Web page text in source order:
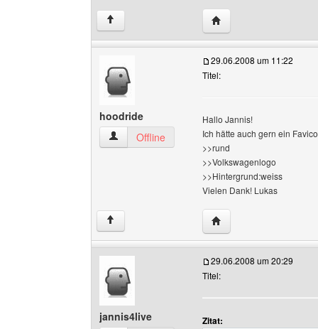
↑ Website dieses
hoodride
hoodride Benutzer-Profile anzeigen
Offline
29.06.2008 um 11:22
Titel:
Hallo Jannis!
Ich hätte auch gern ein
>>rund
>>Volkswagenlogo
>>Hintergrund:weiss
Vielen Dank! Lukas
↑ Website dieses
jannis4live
29.06.2008 um 20:29
Titel:
Zitat: